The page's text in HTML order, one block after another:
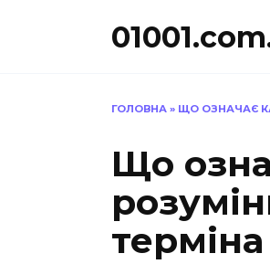
ГОЛОВНА » ЩО ОЗНАЧАЄ
Що
терміна